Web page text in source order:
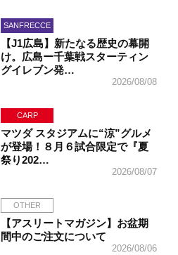
SANFRECCE
【J1広島】新たなる歴史の幕開
け。広島ー千葉戦スターティン
グイレブン発…
2026/08/08
CARP
マツダ スタジアムに“涼”グルメ
が登場！８月６試合限定で『夏
祭り202…
2026/08/07
OTHER
【アスリートマガジン】お盆期
間中のご注文について
2026/08/06